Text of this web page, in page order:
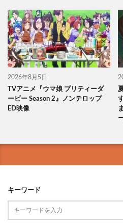
2026年8月5日
TVアニメ『ウマ娘 プリティーダ
ービー Season 2』ノンテロップ
ED映像
キーワード